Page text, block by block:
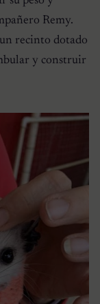
Remy.
recinto dotado
y construir